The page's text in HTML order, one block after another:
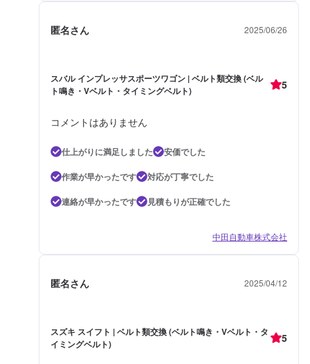
匿名さん 2025/06/26
スバル インプレッサスポーツワゴン | ベルト類交換 (ベル
ト鳴き・Vベルト・タイミングベルト)
5
コメントはありません
仕上がりに満足しました
安価でした
作業が早かったです
対応が丁寧でした
連絡が早かったです
見積もりが正確でした
中田自動車株式会社
匿名さん 2025/04/12
スズキ スイフト | ベルト類交換 (ベルト鳴き・Vベルト・タ
イミングベルト)
5